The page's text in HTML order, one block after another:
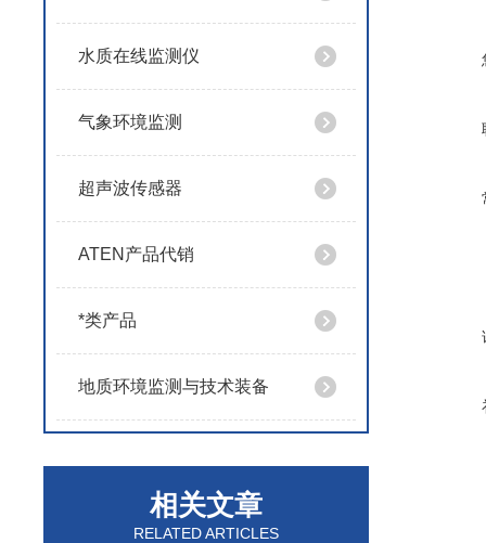
水质在线监测仪
气象环境监测
超声波传感器
ATEN产品代销
*类产品
地质环境监测与技术装备
相关文章
RELATED ARTICLES